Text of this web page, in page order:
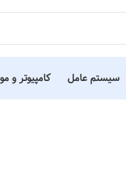
سیستم عامل کامپیوتر و